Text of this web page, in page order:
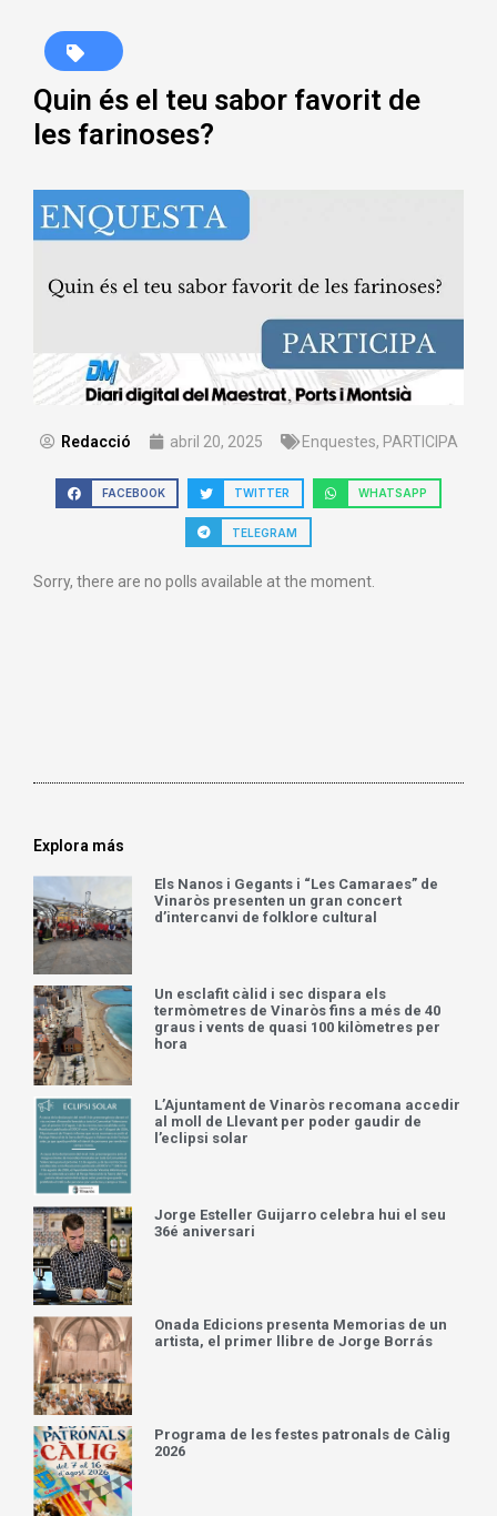
Quin és el teu sabor favorit de
les farinoses?
Redacció abril 20, 2025 Enquestes, PARTICIPA
FACEBOOK TWITTER WHATSAPP
TELEGRAM
Sorry, there are no polls available at the moment.
Explora más
Els Nanos i Gegants i “Les Camaraes” de
Vinaròs presenten un gran concert
d’intercanvi de folklore cultural
Un esclafit càlid i sec dispara els
termòmetres de Vinaròs fins a més de 40
graus i vents de quasi 100 kilòmetres per
hora
L’Ajuntament de Vinaròs recomana accedir
al moll de Llevant per poder gaudir de
l’eclipsi solar
Jorge Esteller Guijarro celebra hui el seu
36é aniversari
Onada Edicions presenta Memorias de un
artista, el primer llibre de Jorge Borrás
Programa de les festes patronals de Càlig
2026